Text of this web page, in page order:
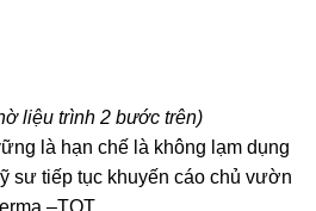
liệu trình 2 bước trên)
là hạn chế là không lạm dụng
sư tiếp tục khuyến cáo chủ vườn
–TOT.